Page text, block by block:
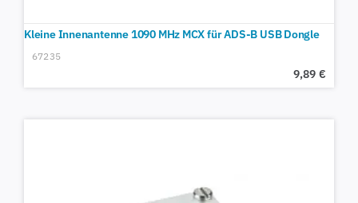
Kleine Innenantenne 1090 MHz MCX für ADS-B USB Dongle
67235
9,89 €